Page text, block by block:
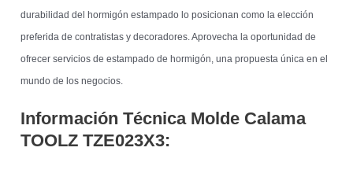
durabilidad del hormigón estampado lo posicionan como la elección
preferida de contratistas y decoradores. Aprovecha la oportunidad de
ofrecer servicios de estampado de hormigón, una propuesta única en el
mundo de los negocios.
Información Técnica Molde Calama
TOOLZTZE023X3: